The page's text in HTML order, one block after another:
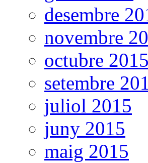
desembre
novembre
octubre 2015
setembre
juliol 2015
juny 2015
maig 2015